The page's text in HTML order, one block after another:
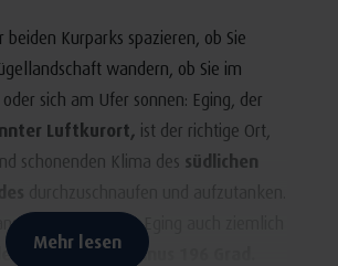
beiden Kurparks spazieren, ob Sie
wandern, ob Sie im
sich am Ufer sonnen: Eging, der
Luftkurort, ist der richtige Ort,
schonenden Klima des südlichen
so milden Eging auch ziemlich
Eissauna. Bei minus 196 Grad.
Mehr lesen